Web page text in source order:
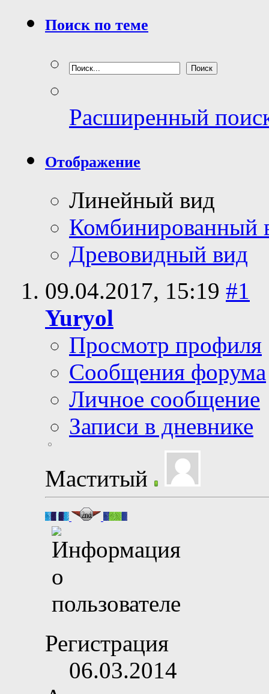
Поиск по теме
Расширенный
Отображение
Линейный вид
Комбинированный
Древовидный вид
09.04.2017, 15:19 #1
Yuryol
Просмотр профиля
Сообщения форума
Личное сообщение
Записи в дневнике
Маститый
Регистрация
06.03.2014